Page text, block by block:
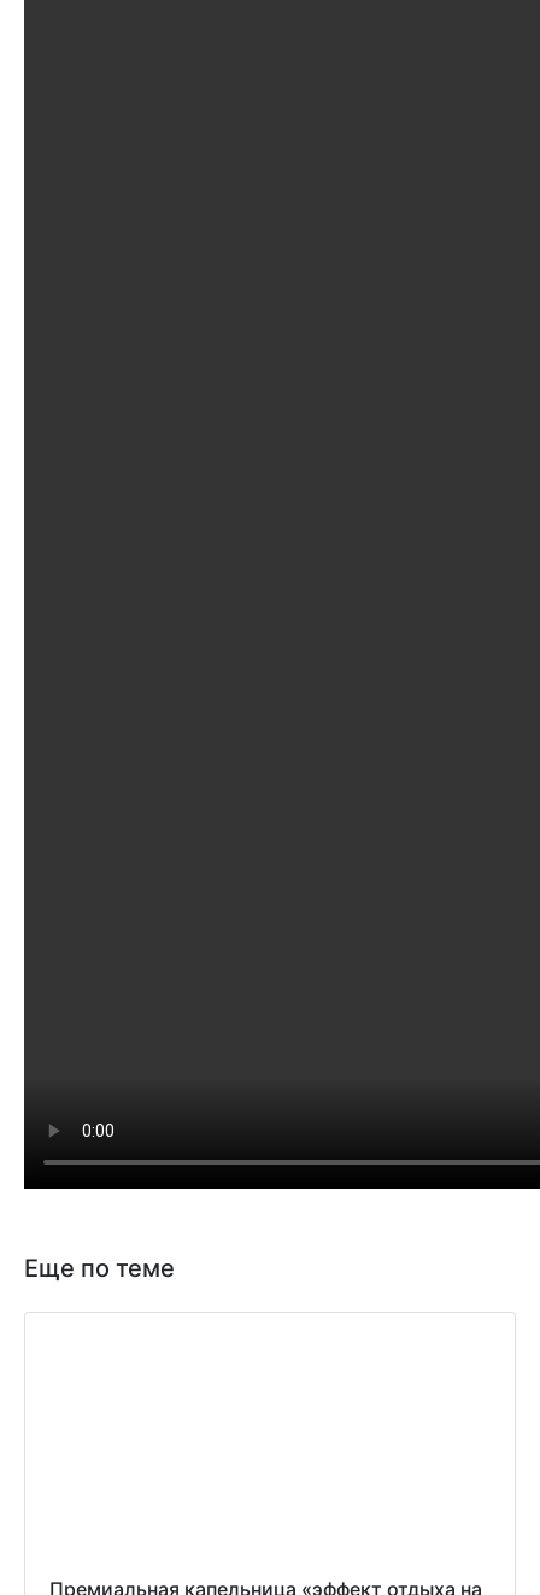
Еще по теме
Премиальная капельница «эффект отдыха на